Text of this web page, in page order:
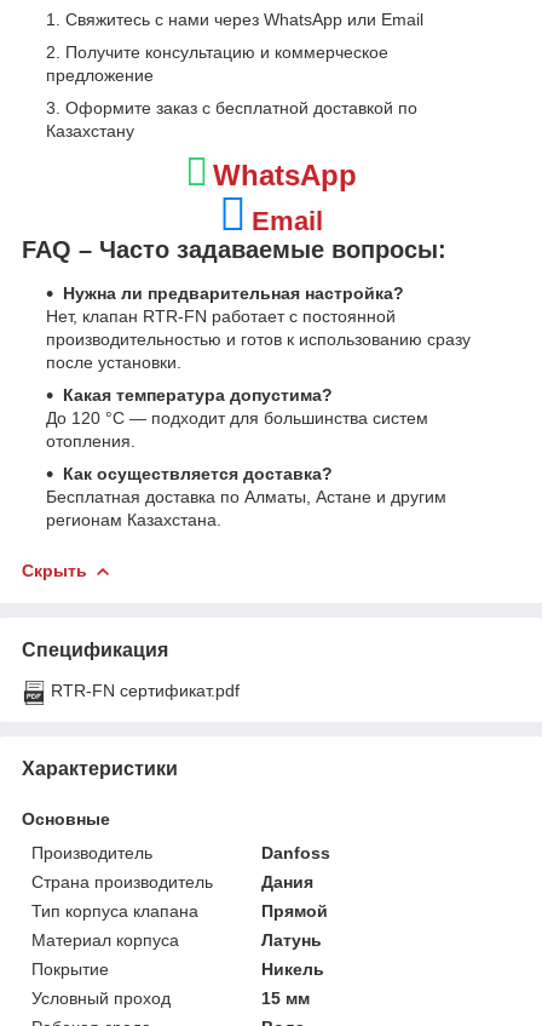
Свяжитесь с нами через WhatsApp или Email
Получите консультацию и коммерческое
предложение
Оформите заказ с бесплатной доставкой по
Казахстану
WhatsApp
Email
FAQ – Часто задаваемые вопросы:
Нужна ли предварительная настройка?
Нет, клапан RTR-FN работает с постоянной
производительностью и готов к использованию сразу
после установки.
Какая температура допустима?
До 120 °C — подходит для большинства систем
отопления.
Как осуществляется доставка?
Бесплатная доставка по Алматы, Астане и другим
регионам Казахстана.
Скрыть
Спецификация
RTR-FN сертификат.pdf
Характеристики
Основные
Производитель
Danfoss
Страна производитель
Дания
Тип корпуса клапана
Прямой
Материал корпуса
Латунь
Покрытие
Никель
Условный проход
15 мм